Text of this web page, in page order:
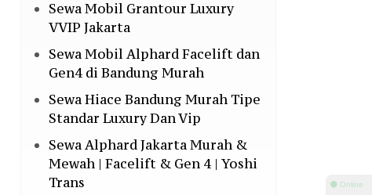
Sewa Mobil Grantour Luxury
VVIP Jakarta
Sewa Mobil Alphard Facelift dan
Gen4 di Bandung Murah
Sewa Hiace Bandung Murah Tipe
Standar Luxury Dan Vip
Sewa Alphard Jakarta Murah &
Mewah | Facelift & Gen 4 | Yoshi
Trans
⚫ Online